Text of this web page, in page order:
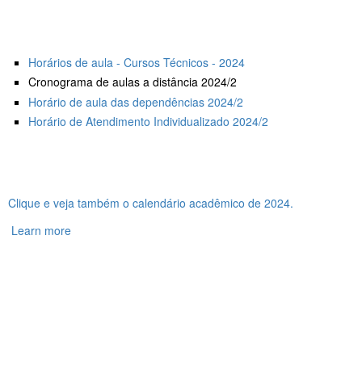
Horários de aula - Cursos Técnicos - 2024
Cronograma de aulas a distância 2024/2
Horário de aula das dependências 2024/2
Horário de Atendimento Individualizado 2024/2
Clique e veja também o calendário acadêmico de 2024.
Learn more